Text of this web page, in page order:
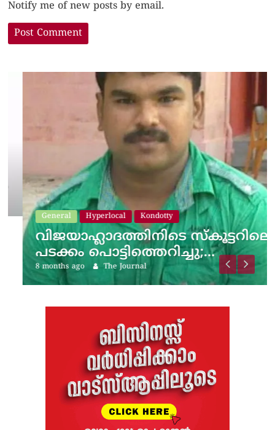
Notify me of new posts by email.
General Hyperlocal Kondotty
വിജയാഹ്ലാദത്തിനിടെ സ്കൂട്ടറിലെ
പടക്കം പൊട്ടിത്തെറിച്ചു;…
8 months ago The Journal